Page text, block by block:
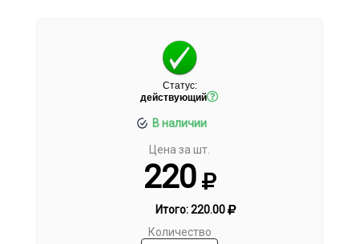
Статус:
действующий
В наличии
Цена за шт.
220
Итого:220.00
Количество